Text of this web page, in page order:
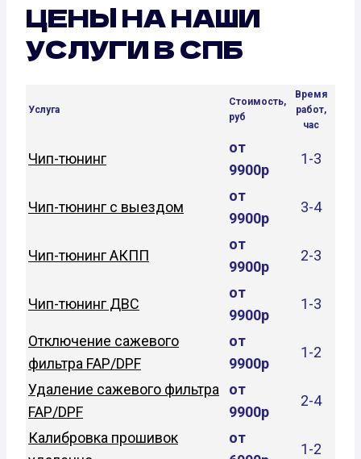
ЦЕНЫ НА НАШИ
УСЛУГИ В СПБ
Услуга
Стоимость,
руб
Время
работ,
час
Чип-тюнинг
от
9900р
1-3
Чип-тюнинг с выездом
от
9900р
3-4
Чип-тюнинг АКПП
от
9900р
2-3
Чип-тюнинг ДВС
от
9900р
1-3
Отключение сажевого
фильтра FAP/DPF
от
9900р
1-2
Удаление сажевого фильтра
FAP/DPF
от
9900р
2-4
Калибровка прошивок
от
1-2